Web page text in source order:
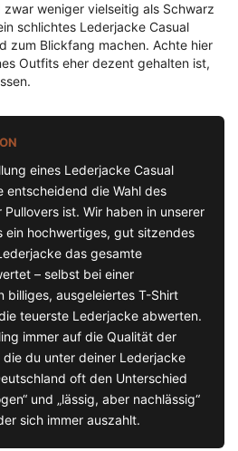
zwar weniger vielseitig als Schwarz
schlichtes Lederjacke Casual
zum Blickfang machen. Achte hier
Outfits eher dezent gehalten ist,
eines Lederjacke Casual
die Wahl des
ist. Wir haben in unserer
ein hochwertiges, gut sitzendes
das gesamte
– selbst bei einer
billiges, ausgeleiertes T-Shirt
teuerste Lederjacke abwerten.
immer auf die Qualität der
die du unter deiner Lederjacke
oft den Unterschied
und „lässig, aber nachlässig“
sich immer auszahlt.